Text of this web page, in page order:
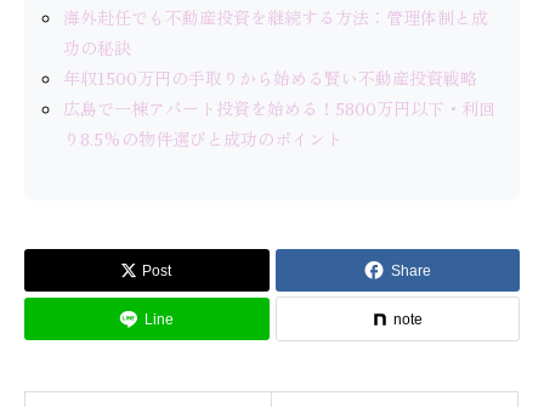
海外赴任でも不動産投資を継続する方法：管理体制と成
功の秘訣
年収1500万円の手取りから始める賢い不動産投資戦略
広島で一棟アパート投資を始める！5800万円以下・利回
り8.5%の物件選びと成功のポイント
Post Share
Line note